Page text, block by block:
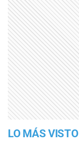
LO MÁS VISTO